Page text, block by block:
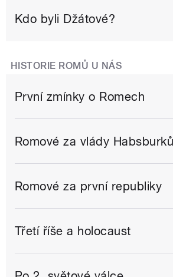
Kdo byli Džátové?
HISTORIE ROMŮ U NÁS
První zmínky o Romech
Romové za vlády Habsburků
Romové za první republiky
Třetí říše a holocaust